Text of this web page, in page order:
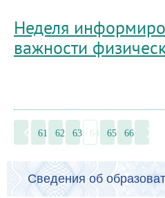
Неделя
важности
61 62 63 64 65 66
Сведения об